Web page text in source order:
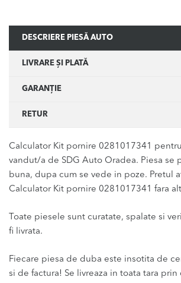
DESCRIERE PIESĂ AUTO
LIVRARE ȘI PLATĂ
GARANȚIE
RETUR
Calculator Kit pornire 0281017341
vandut/a de SDG Auto Oradea. Piesa se
buna, dupa cum se vede in poze. Pretul
Calculator Kit pornire 0281017341 fara
Toate piesele sunt curatate, spalate si
fi livrata.
Fiecare piesa de duba este insotita de
si de factura! Se livreaza in toata tara prin